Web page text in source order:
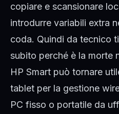
copiare e scansionare
introdurre variabili extra
coda. Quindi da tecnico
subito perché è la morte
HP Smart può tornare
tablet per la gestione
PC fisso o portatile da